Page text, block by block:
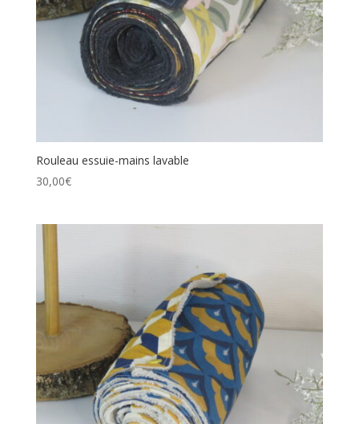
Rouleau essuie-mains lavable
30,00€